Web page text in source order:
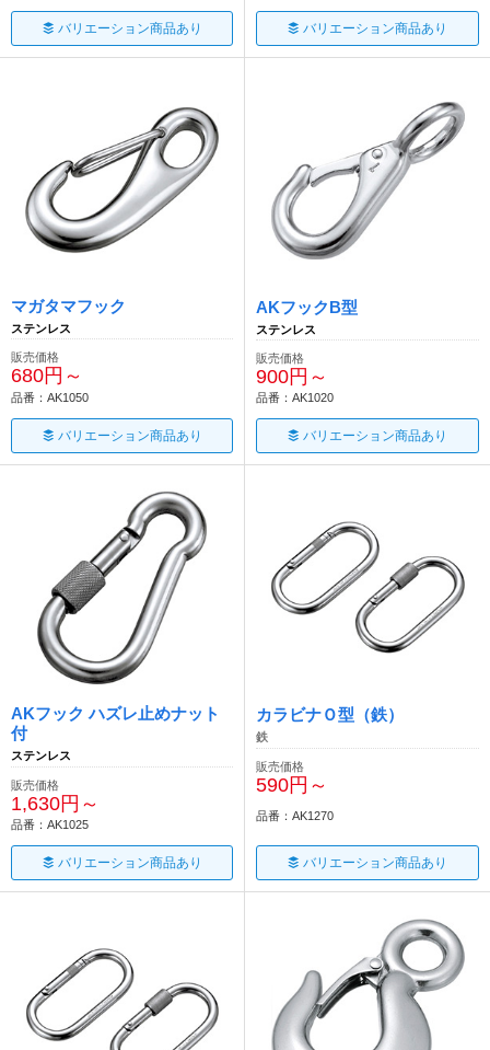
バリエーション商品あり バリエーション商品あり
マガタマフック
ステンレス
販売価格
680円～
品番：AK1050
バリエーション商品あり
AKフックB型
ステンレス
販売価格
900円～
品番：AK1020
バリエーション商品あり
AKフック ハズレ止めナット
付
ステンレス
販売価格
1,630円～
品番：AK1025
バリエーション商品あり
カラビナＯ型（鉄）
鉄
販売価格
590円～
品番：AK1270
バリエーション商品あり